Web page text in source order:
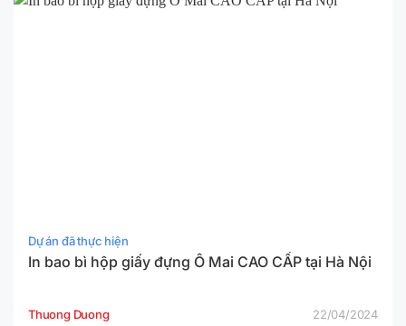
Dự án đã thực hiện
In bao bì hộp giấy đựng Ô Mai CAO CẤP tại Hà Nội
Thuong Duong 22/04/2024